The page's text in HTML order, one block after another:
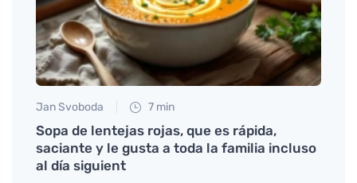
Jan Svoboda 7 min
Sopa de lentejas rojas, que es rápida,
saciante y le gusta a toda la familia incluso
al día siguient